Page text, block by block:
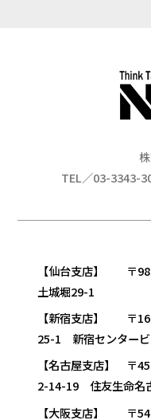
TEL／03-3343-
【仙台支店】 〒
土城堀29-1
【新宿支店】 〒
25-1 新宿センタービ
【名古屋支店】 〒
2-14-19 住友生命名
【大阪支店】 〒